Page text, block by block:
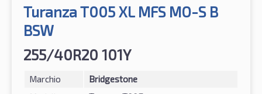
Turanza T005 XL MFS MO-S B
BSW
255/40R20 101Y
Marchio
Bridgestone